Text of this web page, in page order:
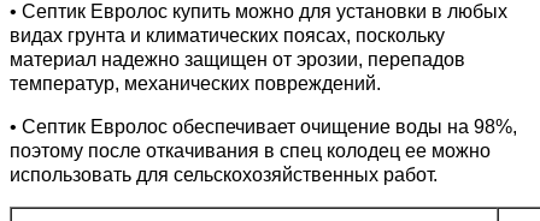
• Септик Евролос купить можно для установки в любых
видах грунта и климатических поясах, поскольку
материал надежно защищен от эрозии, перепадов
температур, механических повреждений.
• Септик Евролос обеспечивает очищение воды на 98%,
поэтому после откачивания в спец колодец ее можно
использовать для сельскохозяйственных работ.